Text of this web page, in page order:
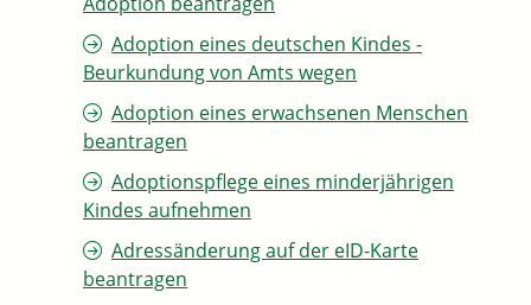
Adoption eines deutschen Kindes -
Beurkundung von Amts wegen
Adoption eines erwachsenen Menschen
beantragen
Adoptionspflege eines minderjährigen
Kindes aufnehmen
Adressänderung auf der eID-Karte
beantragen